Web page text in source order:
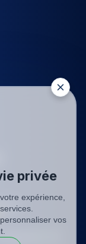
privée
expérience,
vos